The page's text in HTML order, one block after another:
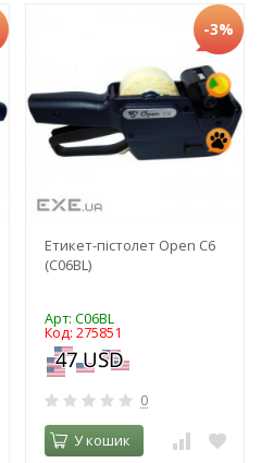
-3%
Етикет-пістолет Open C6
(C06BL)
Арт: C06BL
Код: 275851
0
У кошик